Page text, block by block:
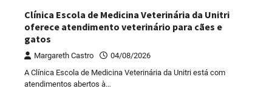
Clínica Escola de Medicina Veterinária da Unitri
oferece atendimento veterinário para cães e
gatos
Margareth Castro
04/08/2026
A Clínica Escola de Medicina Veterinária da Unitri está com
atendimentos abertos à…